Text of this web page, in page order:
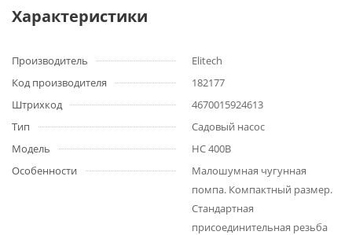
Характеристики
Производитель
Elitech
Код производителя
182177
Штрихкод
4670015924613
Тип
Садовый насос
Модель
НС 400В
Особенности
Малошумная чугунная
помпа. Компактный размер.
Стандартная
присоединительная резьба